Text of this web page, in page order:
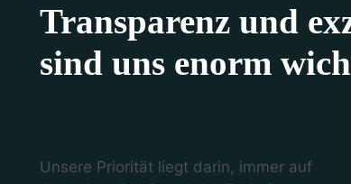
Transparenz und
sind uns enorm
Unsere Priorität liegt darin, immer auf